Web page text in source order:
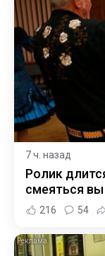
7 ч. назад
Ролик
смеяться
216 54